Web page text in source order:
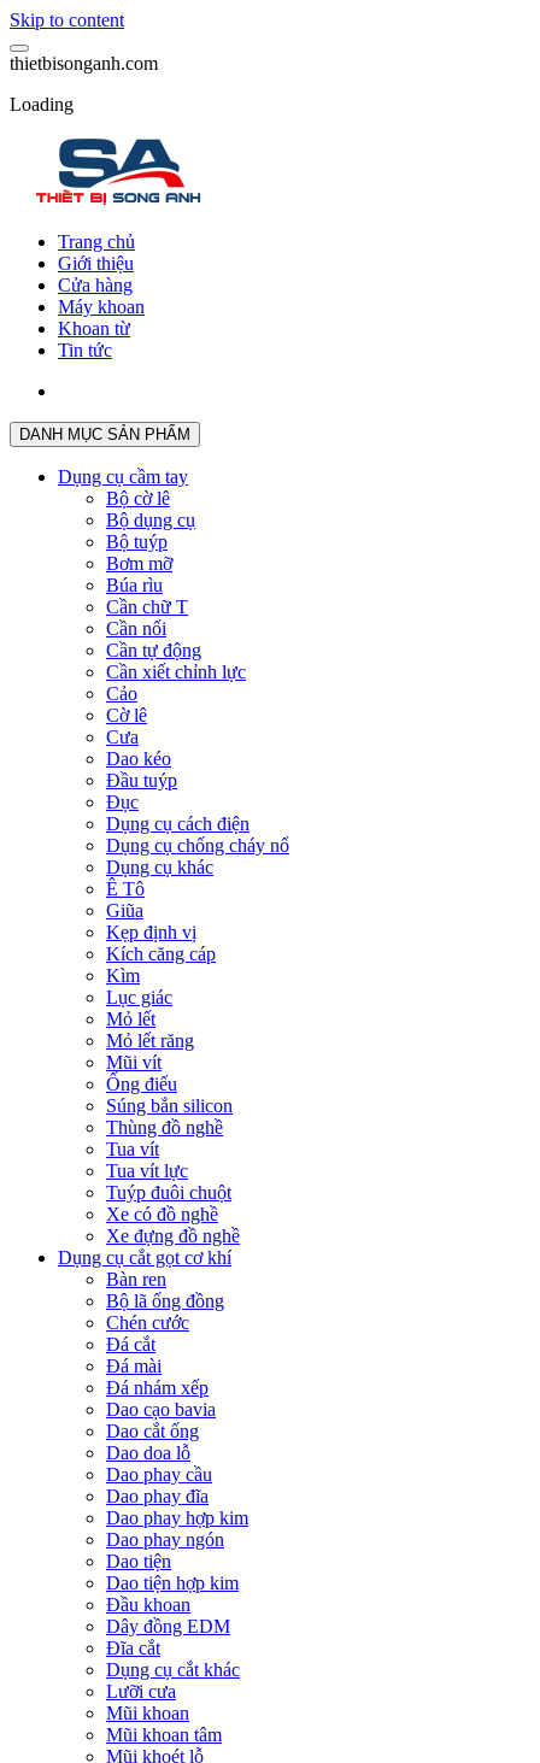
Skip to content
thietbisonganh.com
Loading
Trang chủ
Giới thiệu
Cửa hàng
Máy khoan
Khoan từ
Tin tức
DANH MỤC SẢN PHẨM
Dụng cụ cầm tay
Bộ cờ lê
Bộ dụng cụ
Bộ tuýp
Bơm mỡ
Búa rìu
Cần chữ T
Cần nối
Cần tự động
Cần xiết chỉnh lực
Cảo
Cờ lê
Cưa
Dao kéo
Đầu tuýp
Đục
Dụng cụ cách điện
Dụng cụ chống cháy nổ
Dụng cụ khác
Ê Tô
Giũa
Kẹp định vị
Kích căng cáp
Kìm
Lục giác
Mỏ lết
Mỏ lết răng
Mũi vít
Ống điếu
Súng bắn silicon
Thùng đồ nghề
Tua vít
Tua vít lực
Tuýp đuôi chuột
Xe có đồ nghề
Xe đựng đồ nghề
Dụng cụ cắt gọt cơ khí
Bàn ren
Bộ lã ống đồng
Chén cước
Đá cắt
Đá mài
Đá nhám xếp
Dao cạo bavia
Dao cắt ống
Dao doa lỗ
Dao phay cầu
Dao phay đĩa
Dao phay hợp kim
Dao phay ngón
Dao tiện
Dao tiện hợp kim
Đầu khoan
Dây đồng EDM
Đĩa cắt
Dụng cụ cắt khác
Lưỡi cưa
Mũi khoan
Mũi khoan tâm
Mũi khoét lỗ